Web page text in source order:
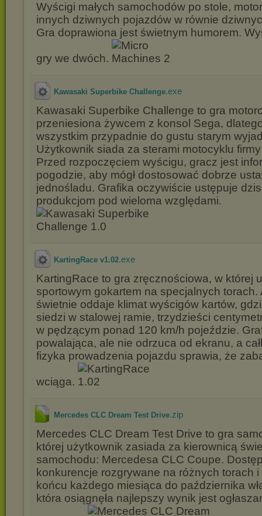
Wyścigi małych samochodów po stole,
innych dziwnych pojazdów w równie
Gra doprawiona jest świetnym humorem.
gry we dwóch.
Kawasaki Superbike Challenge.exe
Kawasaki Superbike Challenge to gra
przeniesiona żywcem z konsol Sega,
wszystkim przypadnie do gustu starym
Użytkownik siada za sterami motocyklu
Przed rozpoczęciem wyścigu, gracz jest
pogodzie, aby mógł dostosować dobrze
jednośladu. Grafika oczywiście ustępuje
produkcjom pod wieloma względami.
KartingRace v1.02.exe
KartingRace to gra zręcznościowa, w której
sportowym gokartem na specjalnych torach.
świetnie oddaje klimat wyścigów kartów,
siedzi w stalowej ramie, trzydzieści
w pędzącym ponad 120 km/h pojeździe.
powalająca, ale nie odrzuca od ekranu, a
fizyka prowadzenia pojazdu sprawia, że
wciąga.
Mercedes CLC Dream Test Drive.zip
Mercedes CLC Dream Test Drive to gra
której użytkownik zasiada za kierownicą
samochodu: Mercedesa CLC Coupe.
konkurencje rozgrywane na różnych torach
końcu każdego miesiąca do października
która osiągnęła najlepszy wynik jest